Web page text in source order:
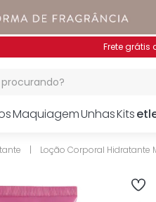
procurando?
MaquiagemUnhasKits
Loção Corporal Hidratante